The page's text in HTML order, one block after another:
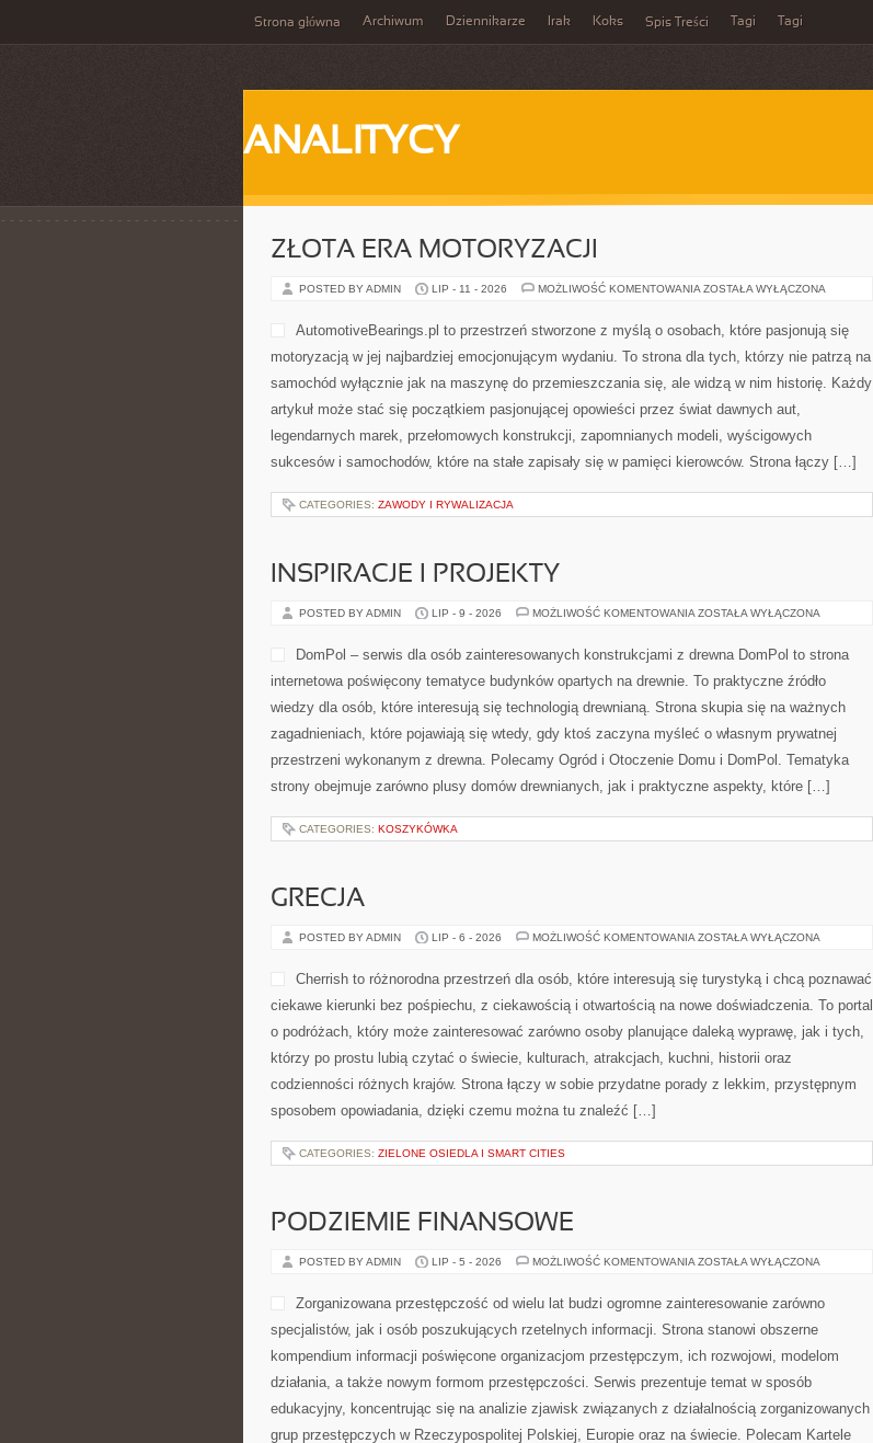
Strona główna Archiwum Dziennikarze Irak Koks Spis Treści Tagi Tagi
ANALITYCY
ZŁOTA ERA MOTORYZACJI
POSTED BY ADMIN LIP - 11 - 2026 MOŻLIWOŚĆ KOMENTOWANIA ZŁOTA
ZOSTAŁA WYŁĄCZONA
AutomotiveBearings.pl to przestrzeń stworzone z myślą o osobach, które pasjonują się
motoryzacją w jej najbardziej emocjonującym wydaniu. To strona dla tych, którzy nie patrzą na
samochód wyłącznie jak na maszynę do przemieszczania się, ale widzą w nim historię. Każdy
artykuł może stać się początkiem pasjonującej opowieści przez świat dawnych aut,
legendarnych marek, przełomowych konstrukcji, zapomnianych modeli, wyścigowych
sukcesów i samochodów, które na stałe zapisały się w pamięci kierowców. Strona łączy […]
CATEGORIES: ZAWODY I RYWALIZACJA
INSPIRACJE I PROJEKTY
POSTED BY ADMIN LIP - 9 - 2026 MOŻLIWOŚĆ KOMENTOWANIA INSPIRACJE
ZOSTAŁA WYŁĄCZONA
DomPol – serwis dla osób zainteresowanych konstrukcjami z drewna DomPol to strona
internetowa poświęcony tematyce budynków opartych na drewnie. To praktyczne źródło
wiedzy dla osób, które interesują się technologią drewnianą. Strona skupia się na ważnych
zagadnieniach, które pojawiają się wtedy, gdy ktoś zaczyna myśleć o własnym prywatnej
przestrzeni wykonanym z drewna. Polecamy Ogród i Otoczenie Domu i DomPol. Tematyka
strony obejmuje zarówno plusy domów drewnianych, jak i praktyczne aspekty, które […]
CATEGORIES: KOSZYKÓWKA
GRECJA
POSTED BY ADMIN LIP - 6 - 2026 MOŻLIWOŚĆ KOMENTOWANIA GRECJA
ZOSTAŁA WYŁĄCZONA
Cherrish to różnorodna przestrzeń dla osób, które interesują się turystyką i chcą poznawać
ciekawe kierunki bez pośpiechu, z ciekawością i otwartością na nowe doświadczenia. To portal
o podróżach, który może zainteresować zarówno osoby planujące daleką wyprawę, jak i tych,
którzy po prostu lubią czytać o świecie, kulturach, atrakcjach, kuchni, historii oraz
codzienności różnych krajów. Strona łączy w sobie przydatne porady z lekkim, przystępnym
sposobem opowiadania, dzięki czemu można tu znaleźć […]
CATEGORIES: ZIELONE OSIEDLA I SMART CITIES
PODZIEMIE FINANSOWE
POSTED BY ADMIN LIP - 5 - 2026 MOŻLIWOŚĆ KOMENTOWANIA PODZIEMIE
ZOSTAŁA WYŁĄCZONA
Zorganizowana przestępczość od wielu lat budzi ogromne zainteresowanie zarówno
specjalistów, jak i osób poszukujących rzetelnych informacji. Strona stanowi obszerne
kompendium informacji poświęcone organizacjom przestępczym, ich rozwojowi, modelom
działania, a także nowym formom przestępczości. Serwis prezentuje temat w sposób
edukacyjny, koncentrując się na analizie zjawisk związanych z działalnością zorganizowanych
grup przestępczych w Rzeczypospolitej Polskiej, Europie oraz na świecie. Polecam Kartele